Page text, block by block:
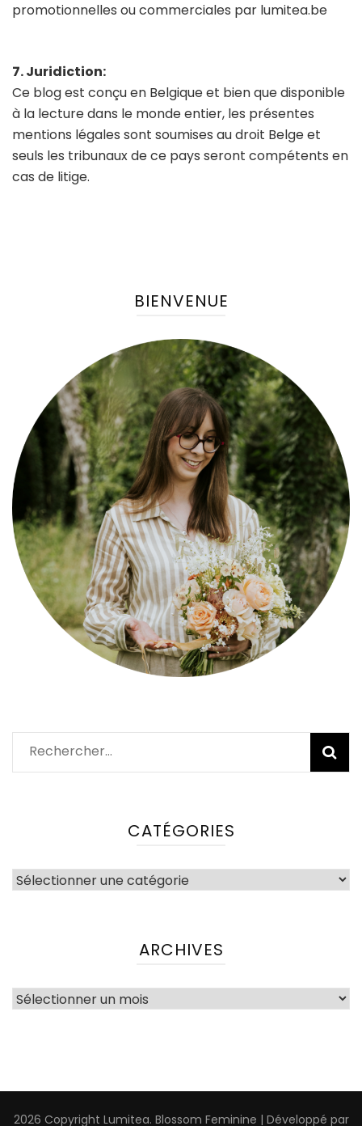
promotionnelles ou commerciales par lumitea.be
7. Juridiction:
Ce blog est conçu en Belgique et bien que disponible
à la lecture dans le monde entier, les présentes
mentions légales sont soumises au droit Belge et
seuls les tribunaux de ce pays seront compétents en
cas de litige.
BIENVENUE
Rechercher :
CATÉGORIES
Catégories
ARCHIVES
Archives
2026 Copyright Lumitea. Blossom Feminine | Développé par